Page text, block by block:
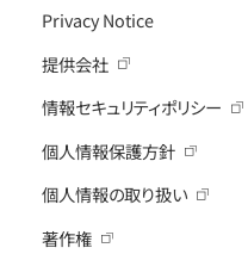
Privacy Notice
提供会社
情報セキュリティポリシー
個人情報保護方針
個人情報の取り扱い
著作権